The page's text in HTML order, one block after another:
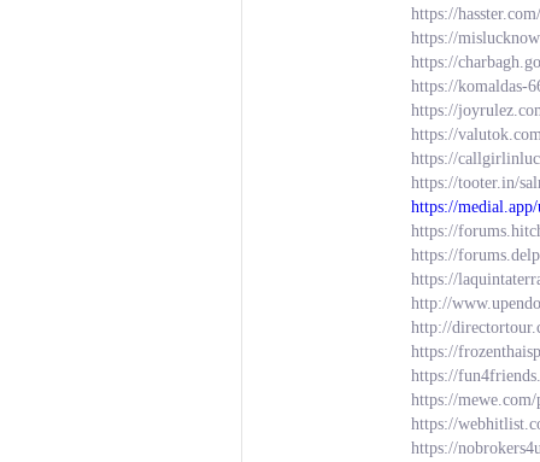
https://
https://
https://
https://komaldas-
https://
https://
https://
https://tooter.in/
https://
https://
https://
https://
http://
http://
https://
https://
https://
https://
https://